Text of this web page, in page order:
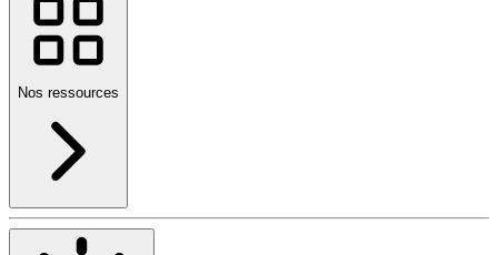
Nos ressources